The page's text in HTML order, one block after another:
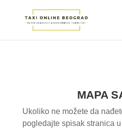
MAPA
Ukoliko ne možete da
pogledajte spisak stranica